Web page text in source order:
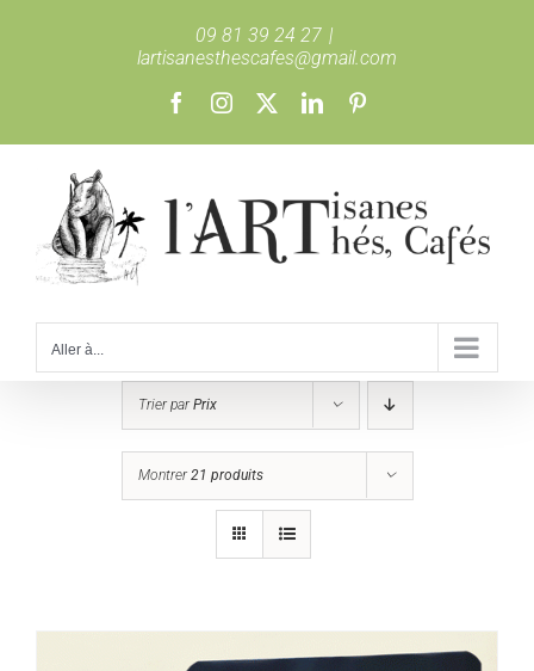
09 81 39 24 27 |
lartisanesthescafes@gmail.com
FacebookInstagram LinkedIn
Aller à...
Trier parPrix
Montrer21 produits